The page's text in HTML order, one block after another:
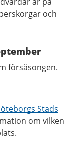
och
försäsongen.
Stads
om vilken